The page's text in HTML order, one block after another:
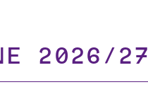
2026/27